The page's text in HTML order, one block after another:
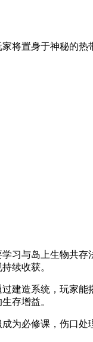
将置身于神秘的
习与岛上生物共
续收获。
建造系统，玩家
存增益。
为必修课，伤口